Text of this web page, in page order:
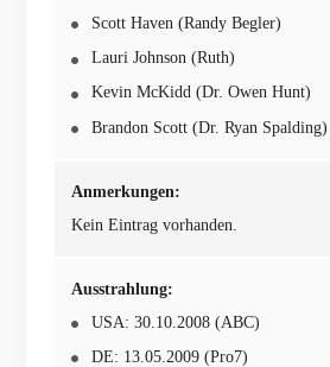
Scott Haven (Randy Begler)
Lauri Johnson (Ruth)
Kevin McKidd (Dr. Owen Hunt)
Brandon Scott (Dr. Ryan Spalding)
Anmerkungen:
Kein Eintrag vorhanden.
Ausstrahlung:
USA: 30.10.2008 (ABC)
DE: 13.05.2009 (Pro7)